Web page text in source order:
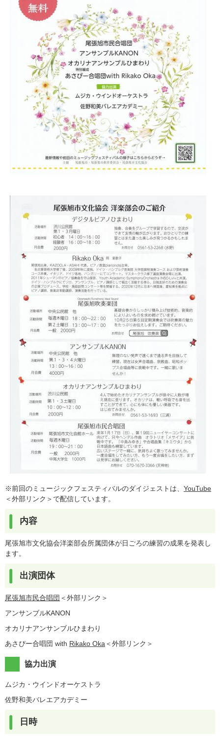
※前回のミュージックフェスティバルのダイジェストは、 YouTube
＜外部リンク＞ で配信しています。
内容
尾張旭市文化協会洋楽部会所属団体が日ごろの練習の成果を発表し
ます。
出演団体
尾張旭市民合唱団 ＜外部リンク＞
アンサンブルKANON
オカリナアンサンブルひまわり
あさぴー合唱団 with Rikako Oka ＜外部リンク＞
協力出演
ムジカ・ウインドオーケストラ
佐野和美バレエアカデミー
日時